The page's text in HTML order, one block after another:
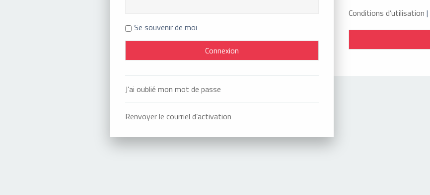
Se souvenir de moi
J’ai oublié mon mot de passe
Renvoyer le courriel d’activation
Conditions d’utilisation |